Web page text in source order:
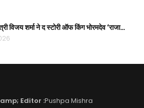
विजय शर्मा ने द स्टोरी ऑफ किंग भोरमदेव ‘राजा…
Editor :Pushpa Mishra